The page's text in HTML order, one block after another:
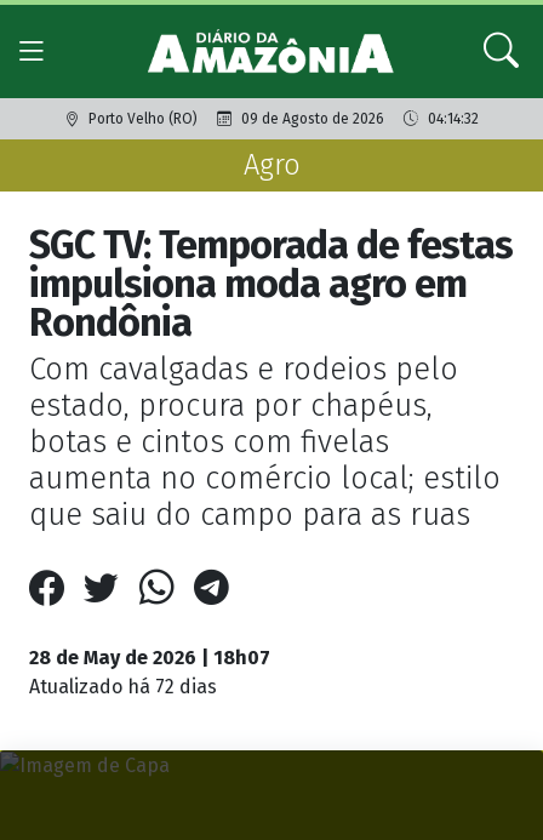
Porto Velho (RO) 09 de Agosto de 2026 04:14:32
Agro
SGC TV: Temporada de festas
impulsiona moda agro em
Rondônia
Com cavalgadas e rodeios pelo
estado, procura por chapéus,
botas e cintos com fivelas
aumenta no comércio local; estilo
que saiu do campo para as ruas
28 de May de 2026 | 18h07
Atualizado há 72 dias